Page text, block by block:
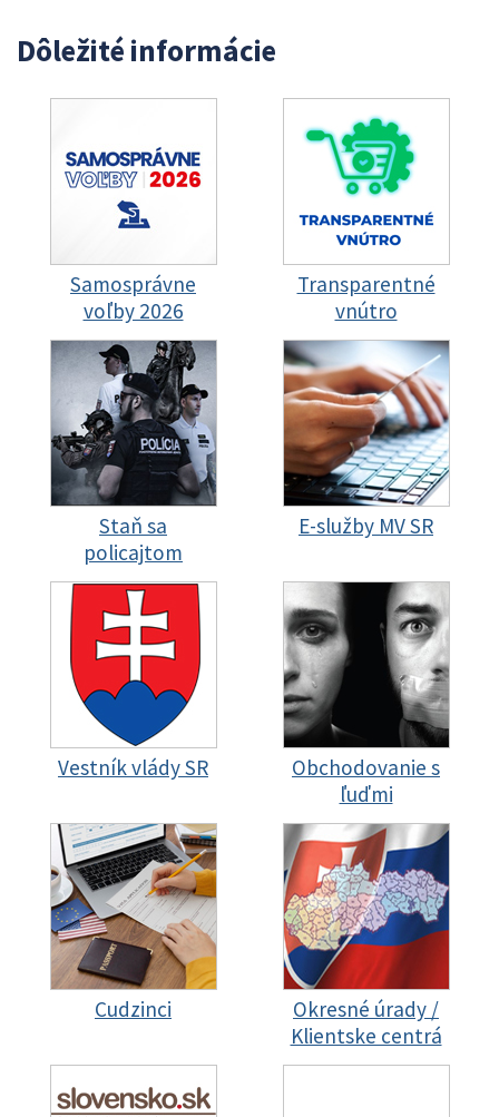
Dôležité informácie
Samosprávne
voľby 2026
Transparentné
vnútro
Staň sa
policajtom
E-služby MV SR
Vestník vlády SR
Obchodovanie s
ľuďmi
Cudzinci
Okresné úrady /
Klientske centrá